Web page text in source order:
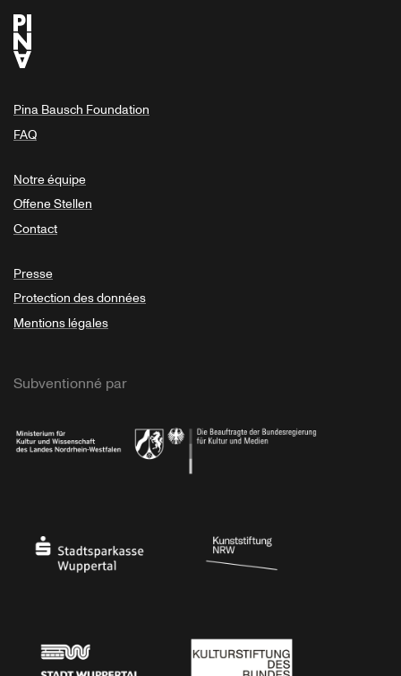
Pina Bausch Foundation
FAQ
Notre équipe
Offene Stellen
Contact
Presse
Protection des données
Mentions légales
Subventionné par